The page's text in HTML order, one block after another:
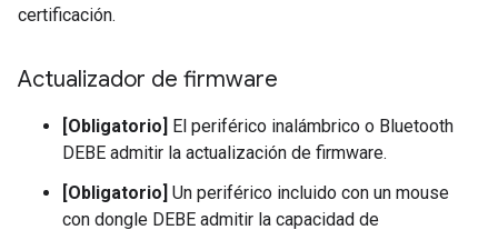
certificación.
Actualizador de firmware
[Obligatorio] El periférico inalámbrico o Bluetooth
DEBE admitir la actualización de firmware.
[Obligatorio] Un periférico incluido con un mouse
con dongle DEBE admitir la capacidad de